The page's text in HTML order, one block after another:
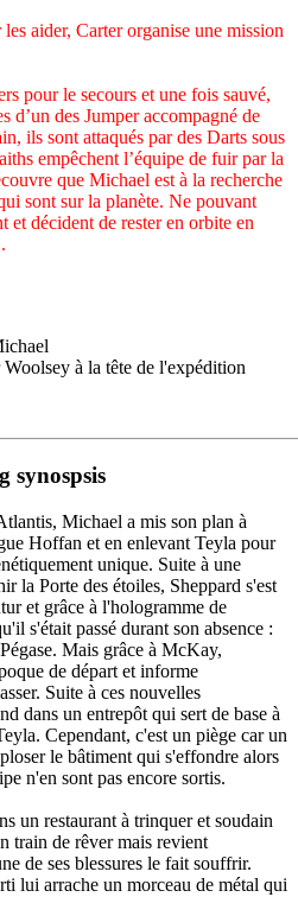
aider, Carter organise une mission
pour le secours et une fois sauvé,
d’un des Jumper accompagné de
ils sont attaqués par des Darts sous
empêchent l’équipe de fuir par la
que Michael est à la recherche
sont sur la planète. Ne pouvant
et décident de rester en orbite en
à la tête de l'expédition
synospsis
Michael a mis son plan à
Hoffan et en enlevant Teyla pour
unique. Suite à une
la Porte des étoiles, Sheppard s'est
et grâce à l'hologramme de
s'était passé durant son absence :
Mais grâce à McKay,
de départ et informe
Suite à ces nouvelles
dans un entrepôt qui sert de base à
Cependant, c'est un piège car un
le bâtiment qui s'effondre alors
n'en sont pas encore sortis.
un restaurant à trinquer et soudain
train de rêver mais revient
de ses blessures le fait souffrir.
lui arrache un morceau de métal qui